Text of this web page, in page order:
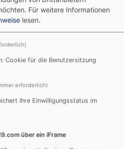
Haus für Kinder -
-
.
Für weitere Informationen
lesen.
Cookie für die Benutzersitzung
erforderlich)
Ihre Einwilligungsstatus im
über ein iFrame